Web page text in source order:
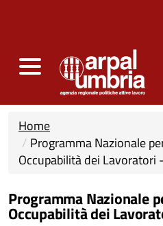
Home
Programma Nazionale
Occupabilità dei Lavoratori
Programma Nazionale
Occupabilità dei